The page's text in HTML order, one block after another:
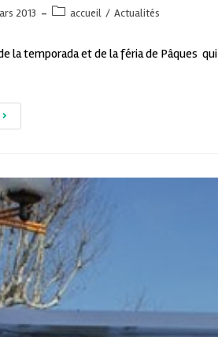
2013 accueil / Actualités
la temporada et de la féria de Pâques